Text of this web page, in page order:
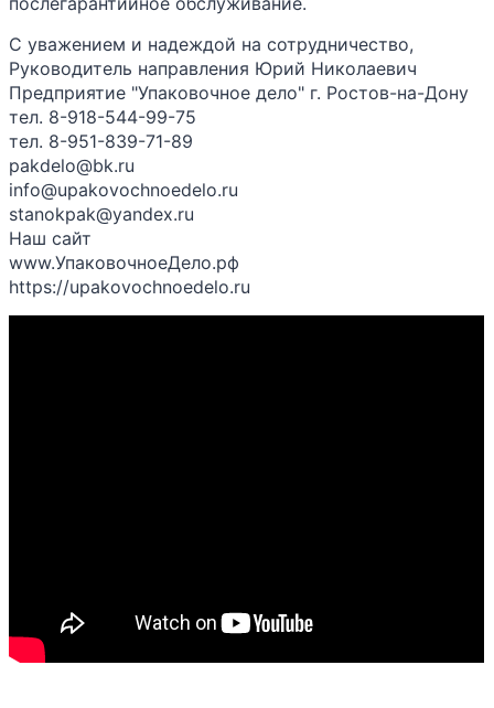
С уважением и надеждой на сотрудничество,
Руководитель направления Юрий Николаевич
Предприятие "Упаковочное дело" г. Ростов-на-Дону
тел. 8-918-544-99-75
тел. 8-951-839-71-89
pakdelo@bk.ru
info@upakovochnoedelo.ru
stanokpak@yandex.ru
Наш сайт
www.УпаковочноеДело.рф
https://upakovochnoedelo.ru